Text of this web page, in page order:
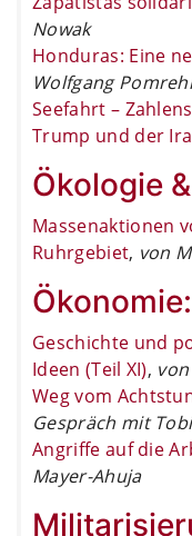
Nowak
Honduras: Eine
Wolfgang
Seefahrt –
Trump und der
Ökologie
Massenaktionen
Ruhrgebiet, von
Geschichte und
Ideen (Teil XI),
Weg vom
Gespräch mit
Angriffe auf die
Mayer-Ahuja